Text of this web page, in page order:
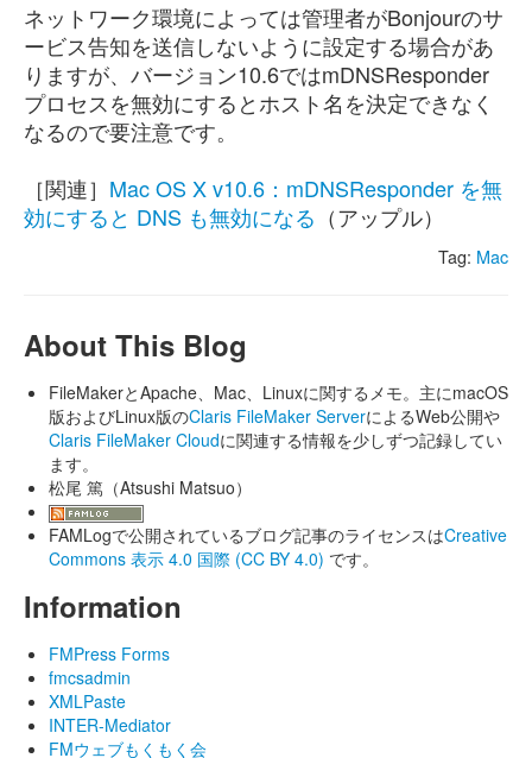
ネットワーク環境によっては管理者がBonjourのサ
ービス告知を送信しないように設定する場合があ
りますが、バージョン10.6ではmDNSResponder
プロセスを無効にするとホスト名を決定できなく
なるので要注意です。
［関連］ Mac OS X v10.6：mDNSResponder を無
効にすると DNS も無効になる （アップル）
Tag: Mac
About This Blog
FileMakerとApache、Mac、Linuxに関するメモ。主にmacOS
版およびLinux版のClaris FileMaker ServerによるWeb公開や
Claris FileMaker Cloudに関連する情報を少しずつ記録してい
ます。
松尾 篤（Atsushi Matsuo）
FAMLogで公開されているブログ記事のライセンスはCreative
Commons 表示 4.0 国際 (CC BY 4.0) です。
Information
FMPress Forms
fmcsadmin
XMLPaste
INTER-Mediator
FMウェブもくもく会